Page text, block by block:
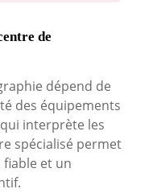
de
dépend de
des équipements
interprète les
spécialisé permet
fiable et un